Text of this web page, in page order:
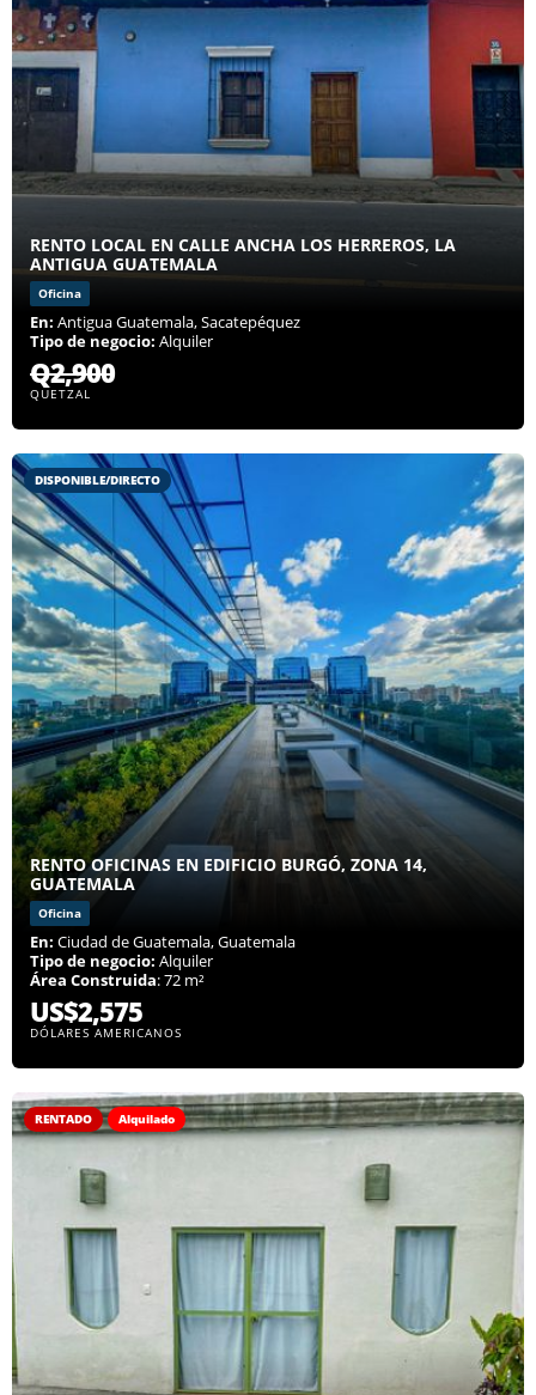
RENTO LOCAL EN CALLE ANCHA LOS HERREROS, LA
ANTIGUA GUATEMALA
Oficina
En: Antigua Guatemala, Sacatepéquez
Tipo de negocio: Alquiler
Q2,900
QUETZAL
DISPONIBLE/DIRECTO
RENTO OFICINAS EN EDIFICIO BURGÓ, ZONA 14,
GUATEMALA
Oficina
En: Ciudad de Guatemala, Guatemala
Tipo de negocio: Alquiler
Área Construida: 72 m²
US$2,575
DÓLARES AMERICANOS
RENTADO Alquilado